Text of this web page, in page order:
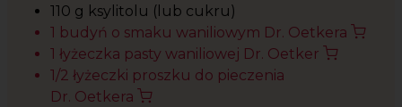
110 g ksylitolu (lub cukru)
1 budyń o smaku waniliowym Dr. Oetkera
1 łyżeczka pasty waniliowej Dr. Oetker
1/2 łyżeczki proszku do pieczenia
Dr. Oetkera